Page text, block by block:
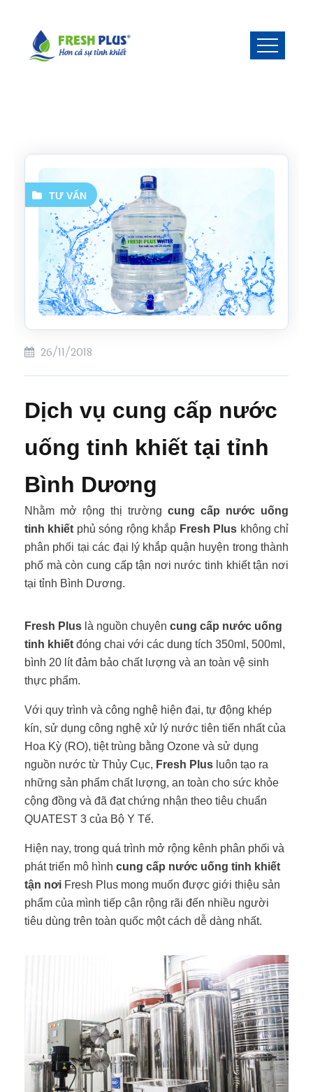
TƯ VẤN
26/11/2018
Dịch vụ cung cấp nước
uống tinh khiết tại tỉnh
Bình Dương
Nhằm mở rộng thị trường cung cấp nước uống
tinh khiết phủ sóng rộng khắp Fresh Plus không chỉ
phân phối tại các đại lý khắp quận huyện trong thành
phố mà còn cung cấp tận nơi nước tinh khiết tận nơi
tại tỉnh Bình Dương.
Fresh Plus là nguồn chuyên cung cấp nước uống
tinh khiết đóng chai với các dung tích 350ml, 500ml,
bình 20 lít đảm bảo chất lượng và an toàn vệ sinh
thực phẩm.
Với quy trình và công nghệ hiện đại, tự động khép
kín, sử dụng công nghệ xử lý nước tiên tiến nhất của
Hoa Kỳ (RO), tiệt trùng bằng Ozone và sử dụng
nguồn nước từ Thủy Cục, Fresh Plus luôn tạo ra
những sản phẩm chất lượng, an toàn cho sức khỏe
cộng đồng và đã đạt chứng nhận theo tiêu chuẩn
QUATEST 3 của Bộ Y Tế.
Hiện nay, trong quá trình mở rộng kênh phân phối và
phát triển mô hình cung cấp nước uống tinh khiết
tận nơi Fresh Plus mong muốn được giới thiệu sản
phẩm của mình tiếp cận rộng rãi đến nhiều người
tiêu dùng trên toàn quốc một cách dễ dàng nhất.